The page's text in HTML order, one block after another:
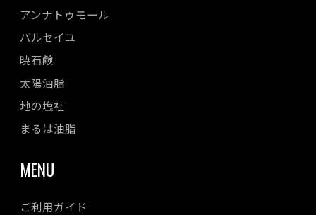
アンナトゥモール
パルセイユ
暁石鹸
太陽油脂
地の塩社
まるは油脂
MENU
ご利用ガイド